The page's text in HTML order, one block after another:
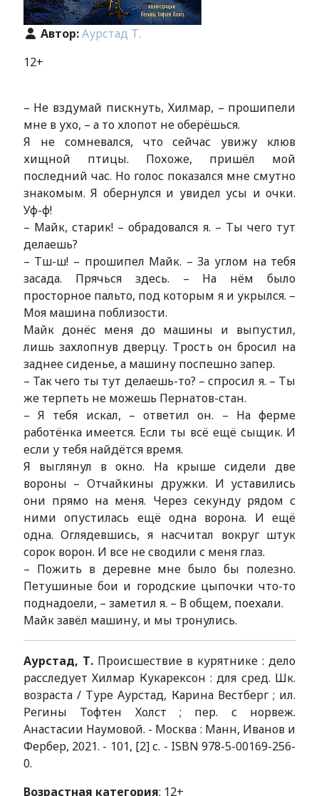
Автор:Аурстад Т.
12+
– Не вздумай пискнуть, Хилмар, – прошипели
мне в ухо, – а то хлопот не оберёшься.
Я не сомневался, что сейчас увижу клюв
хищной птицы. Похоже, пришёл мой
последний час. Но голос показался мне смутно
знакомым. Я обернулся и увидел усы и очки.
Уф-ф!
– Майк, старик! – обрадовался я. – Ты чего тут
делаешь?
– Тш-ш! – прошипел Майк. – За углом на тебя
засада. Прячься здесь. – На нём было
просторное пальто, под которым я и укрылся. –
Моя машина поблизости.
Майк донёс меня до машины и выпустил,
лишь захлопнув дверцу. Трость он бросил на
заднее сиденье, а машину поспешно запер.
– Так чего ты тут делаешь-то? – спросил я. – Ты
же терпеть не можешь Пернатов-стан.
– Я тебя искал, – ответил он. – На ферме
работёнка имеется. Если ты всё ещё сыщик. И
если у тебя найдётся время.
Я выглянул в окно. На крыше сидели две
вороны – Отчайкины дружки. И уставились
они прямо на меня. Через секунду рядом с
ними опустилась ещё одна ворона. И ещё
одна. Оглядевшись, я насчитал вокруг штук
сорок ворон. И все не сводили с меня глаз.
– Пожить в деревне мне было бы полезно.
Петушиные бои и городские цыпочки что-то
поднадоели, – заметил я. – В общем, поехали.
Майк завёл машину, и мы тронулись.
Аурстад, Т. Происшествие в курятнике : дело
расследует Хилмар Кукарексон : для сред. Шк.
возраста / Туре Аурстад, Карина Вестберг ; ил.
Регины Тофтен Холст ; пер. с норвеж.
Анастасии Наумовой. - Москва : Манн, Иванов и
Фербер, 2021. - 101, [2] с. - ISBN 978-5-00169-256-
0.
Возрастная категория: 12+